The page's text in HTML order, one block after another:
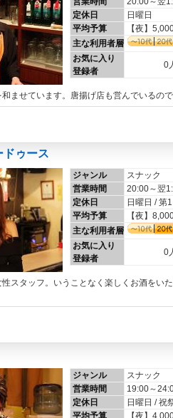
定休日
日曜日
平均予算
【夜】
主な利用者層
お気に入り
登録者
0
ませています。唐揚げ店も営んでいるの
ゥース
ジャンル スナック
営業時間
20:00～翌
定休日
日曜日 / 第
平均予算
【夜】
主な利用者層
お気に入り
登録者
0
スタッフ。いうことなく楽しくお酒をい
ジャンル スナック
営業時間
19:00～
定休日
日曜日 / 祝
平均予算
【夜】